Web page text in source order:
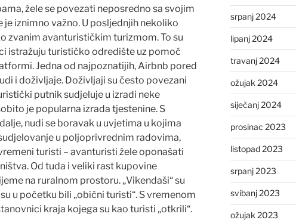
žele se povezati neposredno sa svojim
iznimno važno. U posljednjih nekoliko
zvanim avanturističkim turizmom. To su
istražuju turističko odredište uz pomoć
Jedna od najpoznatijih, Airbnb pored
i doživljaje. Doživljaji su često povezani
putnik sudjeluje u izradi neke
je popularna izrada tjestenine. S
nudi se boravak u uvjetima u kojima
u poljoprivrednim radovima,
turisti – avanturisti žele oponašati
Od tuda i veliki rast kupovine
na ruralnom prostoru. „Vikendaši“ su
u početku bili „obični turisti“. S vremenom
kraja kojega su kao turisti „otkrili“.
srpanj 2024
lipanj 2024
travanj 2024
ožujak 2024
siječanj 2024
prosinac 2023
listopad 2023
srpanj 2023
svibanj 2023
ožujak 2023